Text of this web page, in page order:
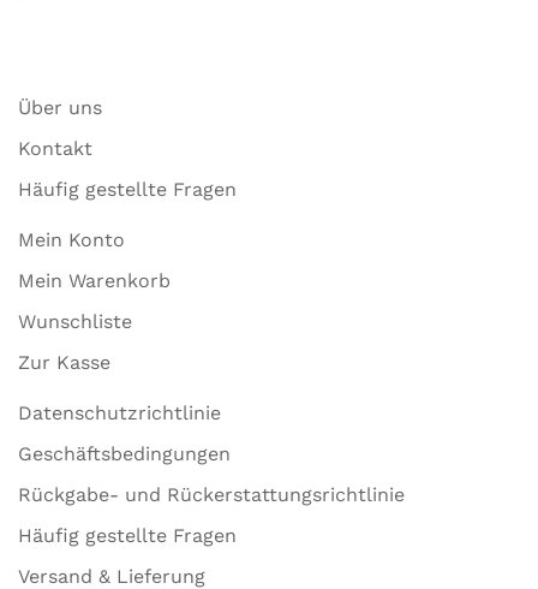
Über uns
Kontakt
Häufig gestellte Fragen
Mein Konto
Mein Warenkorb
Wunschliste
Zur Kasse
Datenschutzrichtlinie
Geschäftsbedingungen
Rückgabe- und Rückerstattungsrichtlinie
Häufig gestellte Fragen
Versand & Lieferung